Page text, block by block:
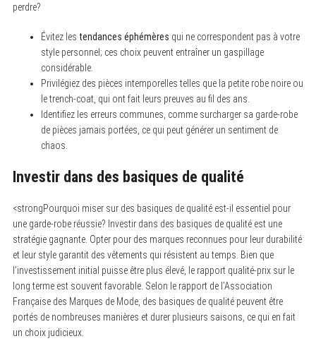
perdre?
Évitez les tendances éphémères qui ne correspondent pas à votre
style personnel; ces choix peuvent entraîner un gaspillage
considérable.
Privilégiez des pièces intemporelles telles que la petite robe noire ou
le trench-coat, qui ont fait leurs preuves au fil des ans.
Identifiez les erreurs communes, comme surcharger sa garde-robe
de pièces jamais portées, ce qui peut générer un sentiment de
chaos.
Investir dans des basiques de qualité
<strongPourquoi miser sur des basiques de qualité est-il essentiel pour
une garde-robe réussie? Investir dans des basiques de qualité est une
stratégie gagnante. Opter pour des marques reconnues pour leur durabilité
et leur style garantit des vêtements qui résistent au temps. Bien que
l’investissement initial puisse être plus élevé, le rapport qualité-prix sur le
long terme est souvent favorable. Selon le rapport de l’Association
Française des Marques de Mode, des basiques de qualité peuvent être
portés de nombreuses manières et durer plusieurs saisons, ce qui en fait
un choix judicieux.